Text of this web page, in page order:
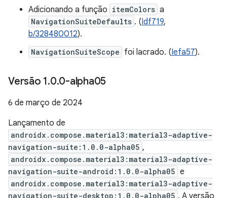
Adicionando a função itemColors a
NavigationSuiteDefaults . (Idf719,
b/328480012).
NavigationSuiteScope foi lacrado. (Iefa57).
Versão 1.0.0-alpha05
6 de março de 2024
Lançamento de
androidx.compose.material3:material3-adaptive-
navigation-suite:1.0.0-alpha05 ,
androidx.compose.material3:material3-adaptive-
navigation-suite-android:1.0.0-alpha05 e
androidx.compose.material3:material3-adaptive-
navigation-suite-desktop:1.0.0-alpha05 . A versão